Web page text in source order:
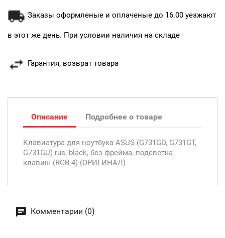
Заказы оформленые и оплаченые до 16.00 уезжают
в этот же день. При условии наличия на складе
Гарантия, возврат товара
Описание Подробнее о товаре
Клавиатура для ноутбука ASUS (G731GD, G731GT,
G731GU) rus, black, без фрейма, подсветка
клавиш (RGB 4) (ОРИГИНАЛ)
Комментарии (0)